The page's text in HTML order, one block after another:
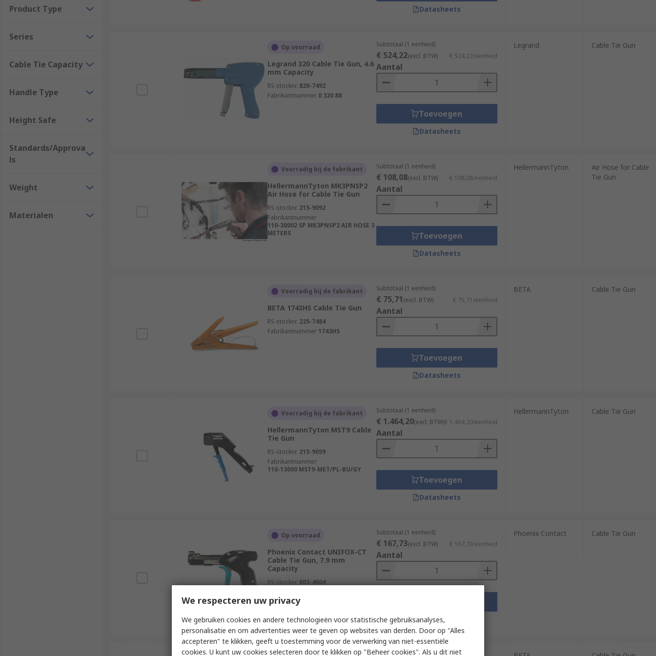
Product Type
Series
Cable Tie Capacity
Handle Type
Height Safe
Standards/Approva
ls
Weight
Materialen
Datasheets
Op voorraad
Legrand 320 Cable Tie Gun, 4.6
mm Capacity
RS-stocknr. 820-7492
Fabrikantnummer 0 320 88
Subtotaal (1 eenheid)
€ 524,22(excl. BTW) € 524,22/eenheid
Aantal
Toevoegen
Datasheets
Legrand Cable Tie Gun
Voorradig bij de fabrikant
HellermannTyton MK3PNSP2
Air Hose for Cable Tie Gun
RS-stocknr. 215-9092
Fabrikantnummer
110-30002 SP MK3PNSP2 AIR HOSE 3
METERS
Subtotaal (1 eenheid)
€ 108,08(excl. BTW) € 108,08/eenheid
Aantal
Toevoegen
Datasheets
HellermannTyton
Air Hose for Cable
Tie Gun
Voorradig bij de fabrikant
BETA 1743HS Cable Tie Gun
RS-stocknr. 225-7484
Fabrikantnummer 1743HS
Subtotaal (1 eenheid)
€ 75,71(excl. BTW) € 75,71/eenheid
Aantal
Toevoegen
Datasheets
BETA Cable Tie Gun
Voorradig bij de fabrikant
HellermannTyton MST9 Cable
Tie Gun
RS-stocknr. 215-9059
Fabrikantnummer
110-13000 MST9-MET/PL-BU/GY
Subtotaal (1 eenheid)
€ 1.464,20(excl. BTW)€ 1.464,20/eenheid
Aantal
Toevoegen
Datasheets
HellermannTyton Cable Tie Gun
Op voorraad
Phoenix Contact UNIFOX-CT
Cable Tie Gun, 7.9 mm
Capacity
RS-stocknr. 803-4604
Subtotaal (1 eenheid)
€ 167,73(excl. BTW) € 167,73/eenheid
Aantal
Datasheets
Phoenix Contact Cable Tie Gun
Subtotaal (1 eenheid)
We respecteren uw privacy
We gebruiken cookies en andere technologieën voor statistische gebruiksanalyses,
personalisatie en om advertenties weer te geven op websites van derden. Door op "Alles
accepteren" te klikken, geeft u toestemming voor de verwerking van niet-essentiële
cookies. U kunt uw cookies selecteren door te klikken op "Beheer cookies". Als u dit niet